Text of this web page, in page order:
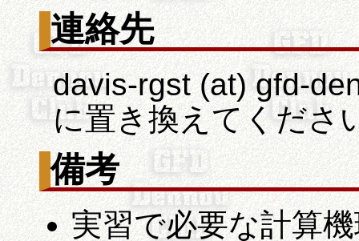
連絡先
davis-rgst (at) gfd-
に置き換えてくださ
備考
実習で必要な計算